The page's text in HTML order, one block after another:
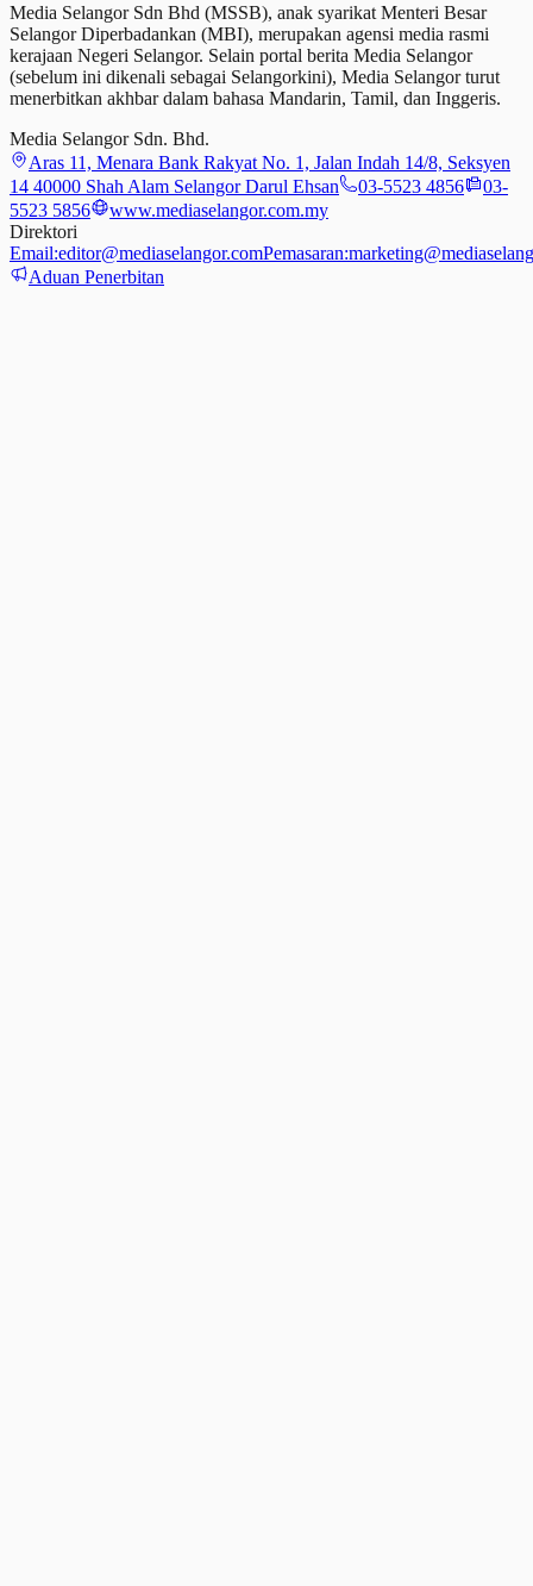
Media Selangor Sdn Bhd (MSSB), anak syarikat Menteri Besar
Selangor Diperbadankan (MBI), merupakan agensi media rasmi
kerajaan Negeri Selangor. Selain portal berita Media Selangor
(sebelum ini dikenali sebagai Selangorkini), Media Selangor turut
menerbitkan akhbar dalam bahasa Mandarin, Tamil, dan Inggeris.
Media Selangor Sdn. Bhd.
Aras 11, Menara Bank Rakyat No. 1, Jalan Indah 14/8, Seksyen
14 40000 Shah Alam Selangor Darul Ehsan
03-5523 4856
03-
5523 5856
www.mediaselangor.com.my
Direktori
Email:editor@mediaselangor.comPemasaran:
Aduan Penerbitan